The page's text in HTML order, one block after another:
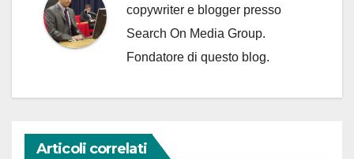
copywriter e blogger presso
Search On Media Group.
Fondatore di questo blog.
Articoli correlati